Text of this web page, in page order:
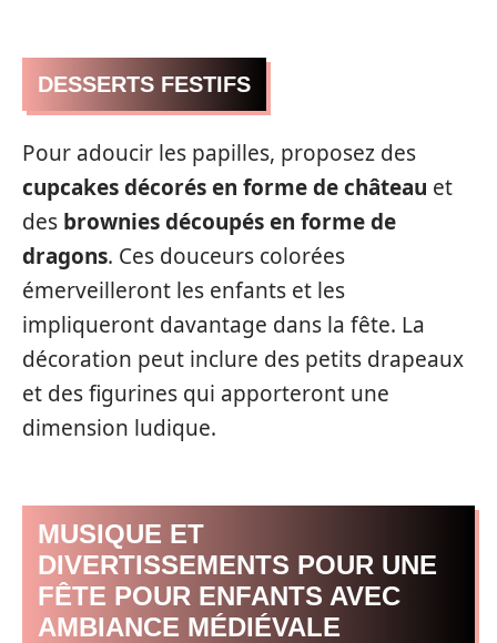
DESSERTS FESTIFS
Pour adoucir les papilles, proposez des
cupcakes décorés en forme de château et
des brownies découpés en forme de
dragons. Ces douceurs colorées
émerveilleront les enfants et les
impliqueront davantage dans la fête. La
décoration peut inclure des petits drapeaux
et des figurines qui apporteront une
dimension ludique.
MUSIQUE ET
DIVERTISSEMENTS POUR UNE
FÊTE POUR ENFANTS AVEC
AMBIANCE MÉDIÉVALE